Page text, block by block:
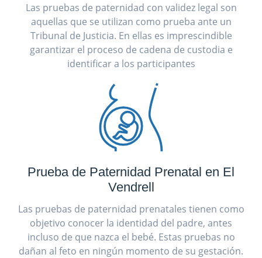
Las pruebas de paternidad con validez legal son
aquellas que se utilizan como prueba ante un
Tribunal de Justicia. En ellas es imprescindible
garantizar el proceso de cadena de custodia e
identificar a los participantes
Prueba de Paternidad Prenatal en El
Vendrell
Las pruebas de paternidad prenatales tienen como
objetivo conocer la identidad del padre, antes
incluso de que nazca el bebé. Estas pruebas no
dañan al feto en ningún momento de su gestación.